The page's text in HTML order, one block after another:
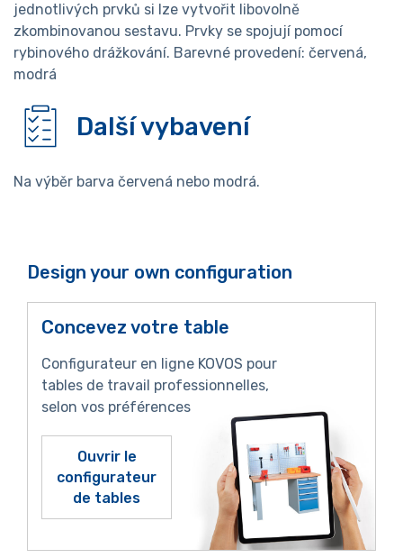
jednotlivých prvků si lze vytvořit libovolně
zkombinovanou sestavu. Prvky se spojují pomocí
rybinového drážkování. Barevné provedení: červená,
modrá
Další vybavení
Na výběr barva červená nebo modrá.
Design your own configuration
Concevez votre table
Configurateur en ligne KOVOS pour
tables de travail professionnelles,
selon vos préférences
Ouvrir le
configurateur
de tables